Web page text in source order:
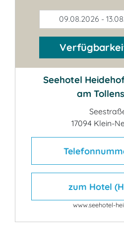
09.08.2026 -
Seehotel
am
17094 Klein-
zum Hotel
www.seehotel-